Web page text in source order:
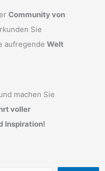
Community von
Sie
aufregende Welt
machen Sie
voller
Inspiration!